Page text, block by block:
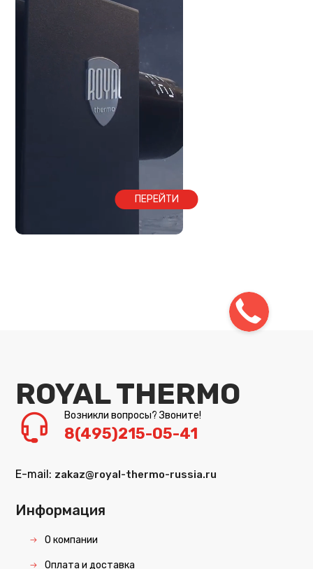
ПЕРЕЙТИ
ROYAL THERMO
Возникли вопросы? Звоните!
8(495)215-05-41
E-mail: zakaz@royal-thermo-russia.ru
Информация
О компании
Оплата и доставка